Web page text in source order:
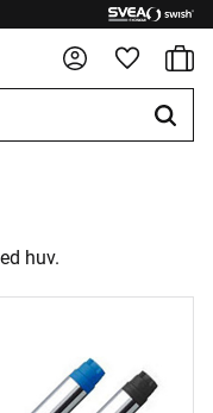
huv.